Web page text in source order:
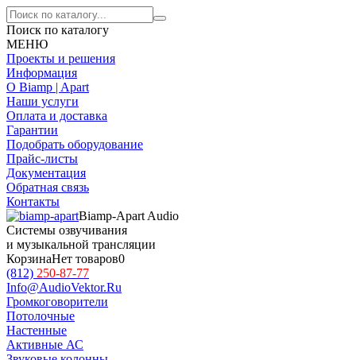
Поиск по каталогу
МЕНЮ
Проекты и решения
Информация
О Biamp | Apart
Наши услуги
Оплата и доставка
Гарантии
Подобрать оборудование
Прайс-листы
Документация
Обратная связь
Контакты
Biamp-Apart Audio
Системы озвучивания
и музыкальной трансляции
КорзинаНет товаров0
(812) 250-87-77
Info@AudioVektor.Ru
Громкоговорители
Потолочные
Настенные
Активные АС